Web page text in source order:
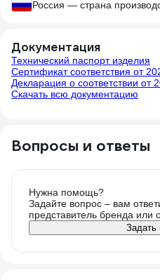
Россия — страна
Документация
Технический паспорт изделия
Сертификат соответствия от
Декларация о соответствии от
Скачать всю документацию
Вопросы и ответы
Нужна помощь?
Задайте вопрос – вам
представитель бренда или
Задать